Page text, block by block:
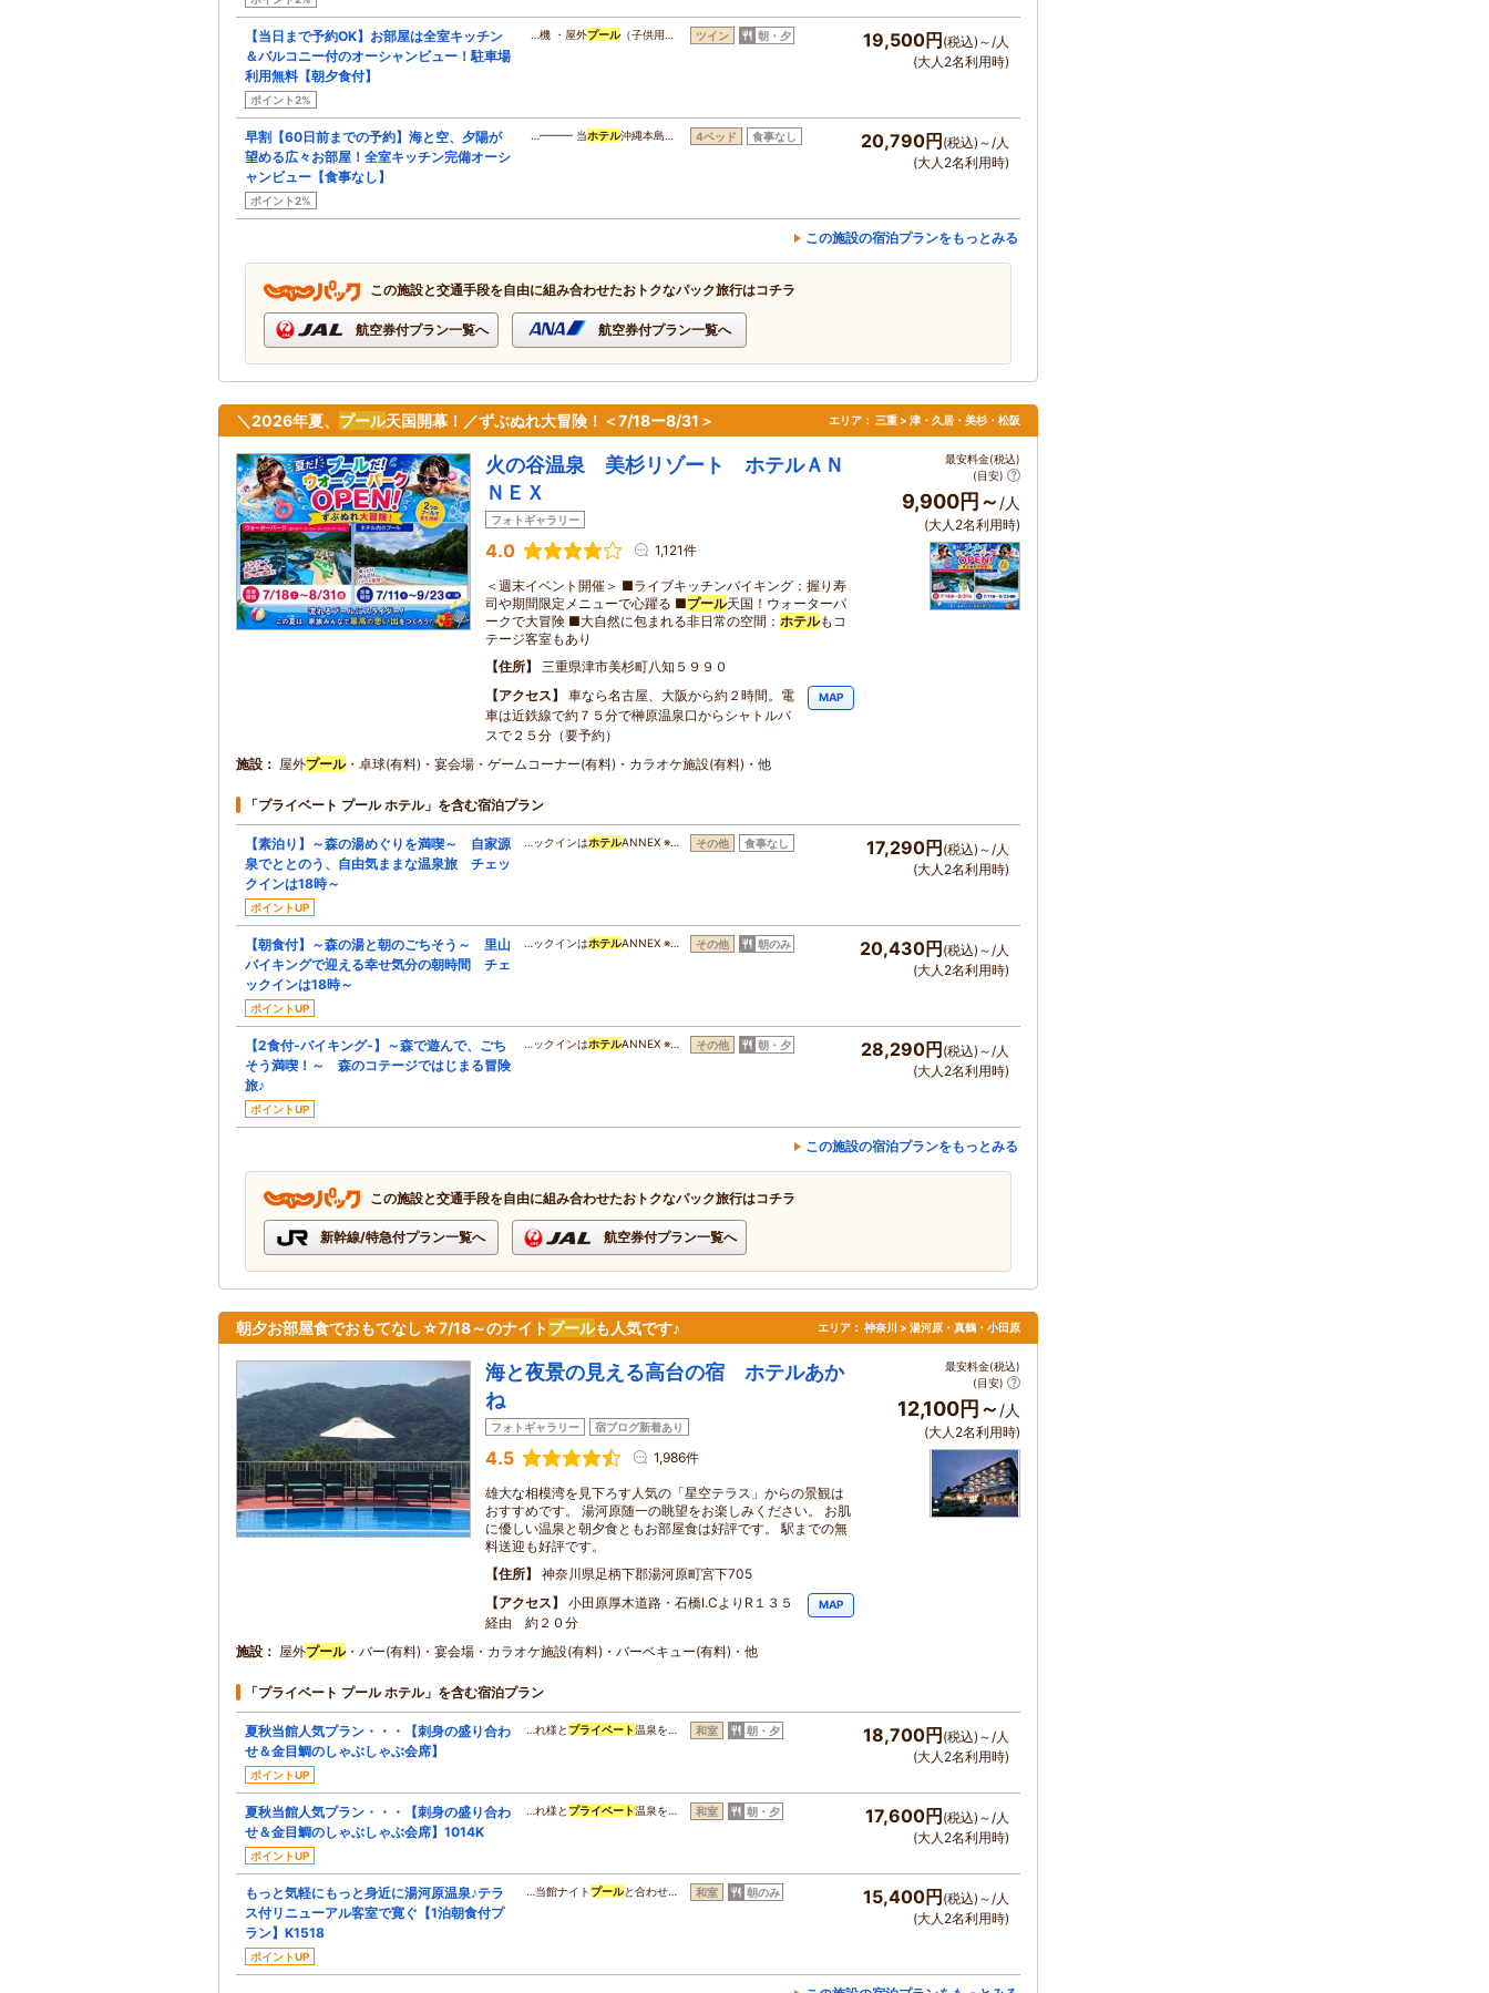
【当日まで予約OK】お部屋は全室キッチン
＆バルコニー付のオーシャンビュー！駐車場
利用無料【朝夕食付】
ポイント2%
…機 ・屋外プール（子供用… ツイン 朝・夕 19,500円 (税込)～/人
(大人2名利用時)
早割【60日前までの予約】海と空、夕陽が
望める広々お部屋！全室キッチン完備オーシ
ャンビュー【食事なし】
ポイント2%
…━━━ 当ホテル沖縄本島… 4ベッド 食事なし 20,790円 (税込)～/人
(大人2名利用時)
この施設の宿泊プランをもっとみる
この施設と交通手段を自由に組み合わせたおトクなパック旅行はコチラ
航空券付プラン一覧へ 航空券付プラン一覧へ
＼2026年夏、 プール天国開幕！／ずぶぬれ大冒険！＜7/18ー8/31＞ エリア： 三重 > 津・久居・美杉・松阪
火の谷温泉 美杉リゾート ホテルＡＮ
ＮＥＸ
フォトギャラリー
4.0 1,121件
＜週末イベント開催＞ ■ライブキッチンバイキング：握り寿
司や期間限定メニューで心躍る ■プール天国！ウォーターパ
ークで大冒険 ■大自然に包まれる非日常の空間： ホテルもコ
テージ客室もあり
住所
三重県津市美杉町八知５９９０
アクセス
車なら名古屋、大阪から約２時間。電
車は近鉄線で約７５分で榊原温泉口からシャトルバ
スで２５分（要予約）
MAP
最安料金(税込)
(目安)
9,900円～ /人
(大人2名利用時)
施設 屋外プール・卓球(有料)・宴会場・ゲームコーナー(有料)・カラオケ施設(有料)・他
「プライベート プール ホテル」を含む宿泊プラン
【素泊り】～森の湯めぐりを満喫～ 自家源
泉でととのう、自由気ままな温泉旅 チェッ
クインは18時～
ポイントUP
…ックインはホテルANNEX ※… その他 食事なし 17,290円(税込)～/人
(大人2名利用時)
【朝食付】～森の湯と朝のごちそう～ 里山
バイキングで迎える幸せ気分の朝時間 チェ
ックインは18時～
ポイントUP
…ックインはホテルANNEX ※… その他 朝のみ 20,430円(税込)～/人
(大人2名利用時)
【2食付‐バイキング‐】～森で遊んで、ごち
そう満喫！～ 森のコテージではじまる冒険
旅♪
ポイントUP
…ックインはホテルANNEX ※… その他 朝・夕 28,290円(税込)～/人
(大人2名利用時)
この施設の宿泊プランをもっとみる
この施設と交通手段を自由に組み合わせたおトクなパック旅行はコチラ
新幹線/特急付プラン一覧へ 航空券付プラン一覧へ
朝夕お部屋食でおもてなし☆7/18～のナイトプールも人気です♪ エリア： 神奈川 > 湯河原・真鶴・小田原
海と夜景の見える高台の宿 ホテルあか
ね
フォトギャラリー 宿ブログ新着あり
4.5 1,986件
雄大な相模湾を見下ろす人気の「星空テラス」からの景観は
おすすめです。 湯河原随一の眺望をお楽しみください。 お肌
に優しい温泉と朝夕食ともお部屋食は好評です。 駅までの無
料送迎も好評です。
住所
神奈川県足柄下郡湯河原町宮下705
アクセス
小田原厚木道路・石橋I.CよりR１３５
経由 約２０分
MAP
最安料金(税込)
(目安)
12,100円～/人
(大人2名利用時)
施設 屋外プール・バー(有料)・宴会場・カラオケ施設(有料)・バーベキュー(有料)・他
「プライベート プール ホテル」を含む宿泊プラン
夏秋当館人気プラン・・・【刺身の盛り合わ
せ＆金目鯛のしゃぶしゃぶ会席】
ポイントUP
…れ様と プライベート温泉を… 和室 朝・夕 18,700円 (税込)～/人
(大人2名利用時)
夏秋当館人気プラン・・・【刺身の盛り合わ
せ＆金目鯛のしゃぶしゃぶ会席】1014K
ポイントUP
…れ様と プライベート温泉を… 和室 朝・夕 17,600円 (税込)～/人
(大人2名利用時)
もっと気軽にもっと身近に湯河原温泉♪テラ
ス付リニューアル客室で寛ぐ【1泊朝食付プ
ラン】K1518
ポイントUP
…当館ナイト プールと合わせ… 和室 朝のみ 15,400円 (税込)～/人
(大人2名利用時)